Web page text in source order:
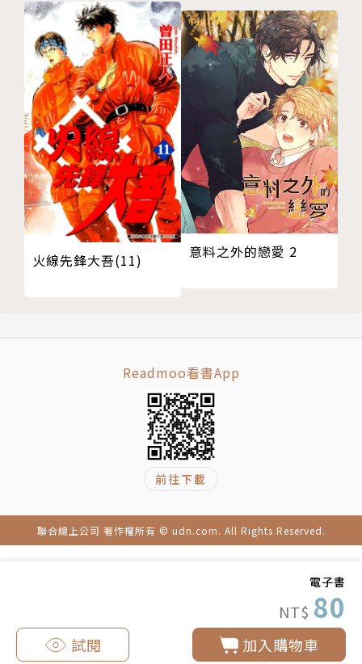
電子書
NT$ 80
加入購物車
試閱
火線先鋒大吾(11) 意料之外的戀愛 2
Readmoo看書App
前往下載
聯合線上公司 著作權所有 © udn.com. All Rights Reserved.